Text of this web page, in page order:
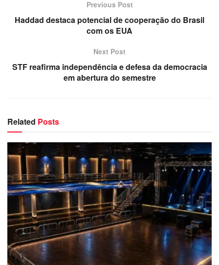
Previous Post
Haddad destaca potencial de cooperação do Brasil
com os EUA
Next Post
STF reafirma independência e defesa da democracia
em abertura do semestre
Related Posts